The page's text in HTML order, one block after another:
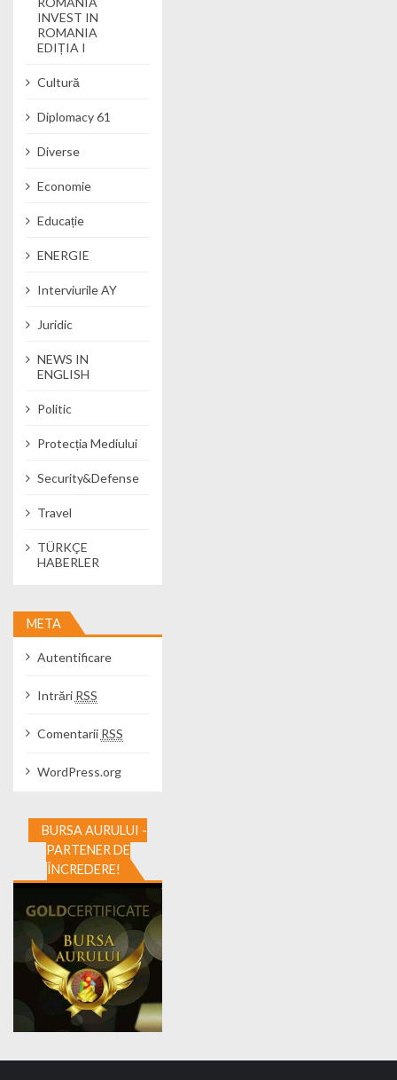
INVEST IN
ROMANIA
EDIȚIA I
Cultură
Diplomacy 61
Diverse
Economie
Educație
ENERGIE
Interviurile AY
Juridic
NEWS IN
ENGLISH
Politic
Protecția Mediului
Security&Defense
Travel
TÜRKÇE
HABERLER
META
Autentificare
Intrări RSS
Comentarii RSS
WordPress.org
BURSA AURULUI -
PARTENER DE
ÎNCREDERE!